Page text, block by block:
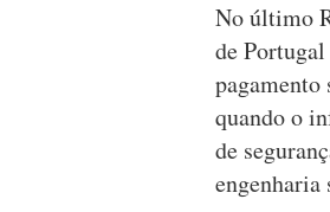
No último
de
pagamento
quando o
de